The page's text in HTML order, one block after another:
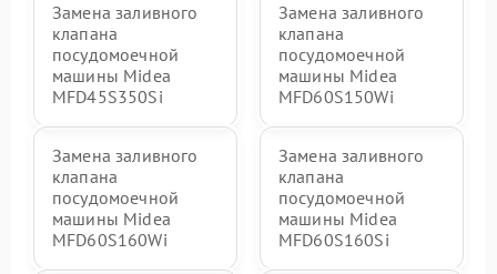
Замена заливного
клапана
посудомоечной
машины Midea
MFD45S350Si
Замена заливного
клапана
посудомоечной
машины Midea
MFD60S150Wi
Замена заливного
клапана
посудомоечной
машины Midea
MFD60S160Wi
Замена заливного
клапана
посудомоечной
машины Midea
MFD60S160Si